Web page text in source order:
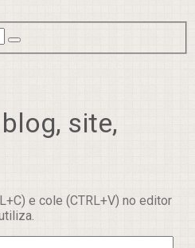
site,
e cole (CTRL+V) no editor